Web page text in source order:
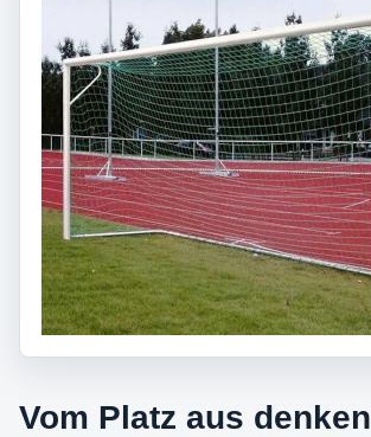
Vom Platz aus denken